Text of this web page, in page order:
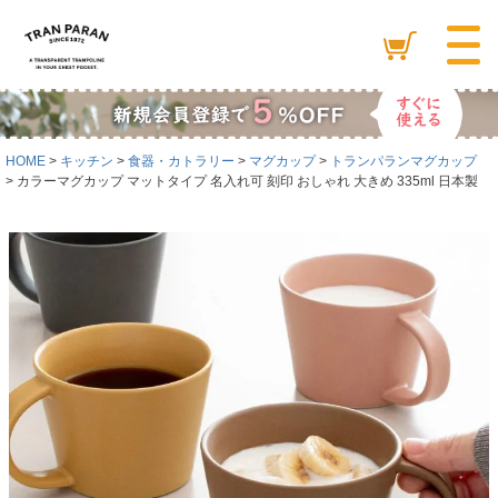
HOME キッチン 食器・カトラリー マグカップ
トランパランマグカップ
カラーマグカップ マットタイプ 名入れ可 刻印 おしゃれ 大きめ 335ml 日本製